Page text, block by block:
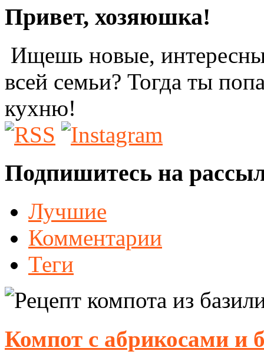
Привет, хозяюшка!
Ищешь новые,
всей семьи? Тогда ты
кухню!
Подпишитесь на
Лучшие
Комментарии
Теги
Компот с абрикосами и